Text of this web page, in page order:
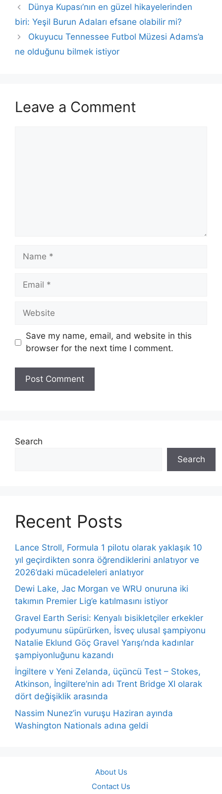
Dünya Kupası’nın en güzel hikayelerinden
biri: Yeşil Burun Adaları efsane olabilir mi?
Okuyucu Tennessee Futbol Müzesi Adams’a
ne olduğunu bilmek istiyor
Leave a Comment
Name
Email
Website
Save my name, email, and website in this
browser for the next time I comment.
Search
Search
Recent Posts
Lance Stroll, Formula 1 pilotu olarak yaklaşık 10
yıl geçirdikten sonra öğrendiklerini anlatıyor ve
2026’daki mücadeleleri anlatıyor
Dewi Lake, Jac Morgan ve WRU onuruna iki
takımın Premier Lig’e katılmasını istiyor
Gravel Earth Serisi: Kenyalı bisikletçiler erkekler
podyumunu süpürürken, İsveç ulusal şampiyonu
Natalie Eklund Göç Gravel Yarışı’nda kadınlar
şampiyonluğunu kazandı
İngiltere v Yeni Zelanda, üçüncü Test – Stokes,
Atkinson, İngiltere’nin adı Trent Bridge XI olarak
dört değişiklik arasında
Nassim Nunez’in vuruşu Haziran ayında
Washington Nationals adına geldi
About Us
Contact Us